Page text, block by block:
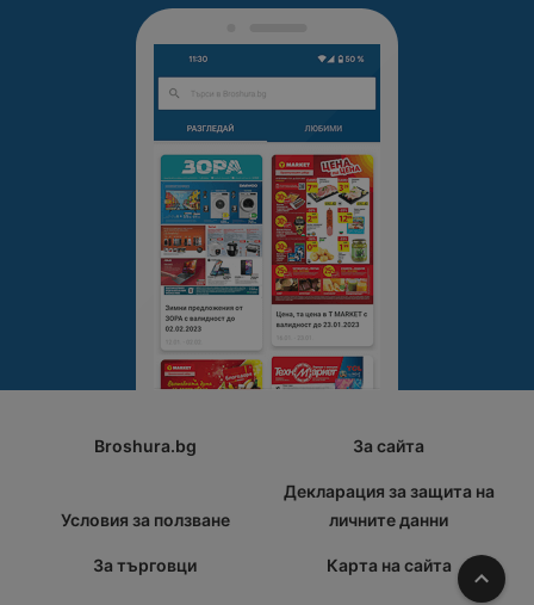
Broshura.bg За сайта
Условия за ползване
Декларация за защита на
личните данни
За търговци Карта на сайта